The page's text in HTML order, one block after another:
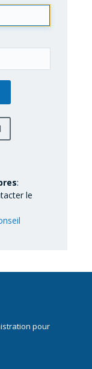
:
le
pour